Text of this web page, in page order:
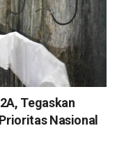
Tegaskan
Nasional